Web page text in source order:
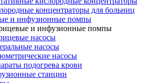
концентраторы для больниц
и инфузионные помпы
и инфузионные помпы
насосы
насосы
насосы
подогрева крови
станции